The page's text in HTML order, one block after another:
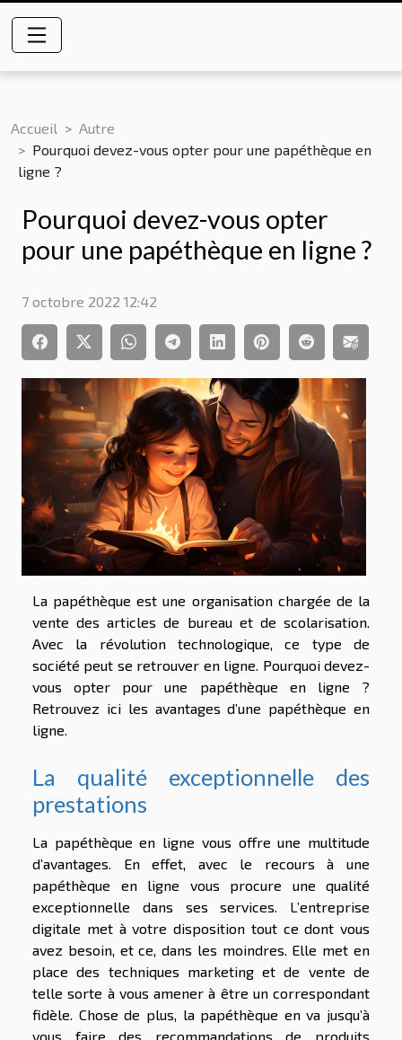
Accueil
Autre
Pourquoi devez-vous opter pour une papéthèque en
ligne ?
Pourquoi devez-vous opter
pour une papéthèque en ligne ?
7 octobre 2022 12:42
La papéthèque est une organisation chargée de la
vente des articles de bureau et de scolarisation.
Avec la révolution technologique, ce type de
société peut se retrouver en ligne. Pourquoi devez-
vous opter pour une papéthèque en ligne ?
Retrouvez ici les avantages d’une papéthèque en
ligne.
La qualité exceptionnelle des
prestations
La papéthèque en ligne vous offre une multitude
d’avantages. En effet, avec le recours à une
papéthèque en ligne vous procure une qualité
exceptionnelle dans ses services. L’entreprise
digitale met à votre disposition tout ce dont vous
avez besoin, et ce, dans les moindres. Elle met en
place des techniques marketing et de vente de
telle sorte à vous amener à être un correspondant
fidèle. Chose de plus, la papéthèque en va jusqu’à
vous faire des recommandations de produits